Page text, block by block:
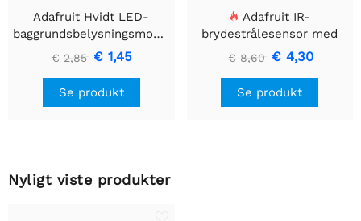
Adafruit Hvidt LED-
baggrundsbelysningsmodul
- Lille 12mm x 40mm
€ 2,85 € 1,45
Se produkt
Adafruit IR-
brydestrålesensor med
premium ledningsstuds -
5 mm LED'er
€ 8,60 € 4,30
Se produkt
Nyligt viste produkter